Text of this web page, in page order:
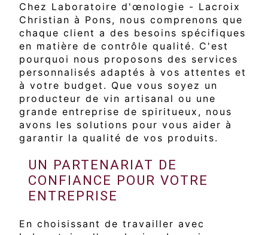
Chez Laboratoire d'œnologie - Lacroix
Christian à Pons, nous comprenons que
chaque client a des besoins spécifiques
en matière de contrôle qualité. C'est
pourquoi nous proposons des services
personnalisés adaptés à vos attentes et
à votre budget. Que vous soyez un
producteur de vin artisanal ou une
grande entreprise de spiritueux, nous
avons les solutions pour vous aider à
garantir la qualité de vos produits.
UN PARTENARIAT DE
CONFIANCE POUR VOTRE
ENTREPRISE
En choisissant de travailler avec